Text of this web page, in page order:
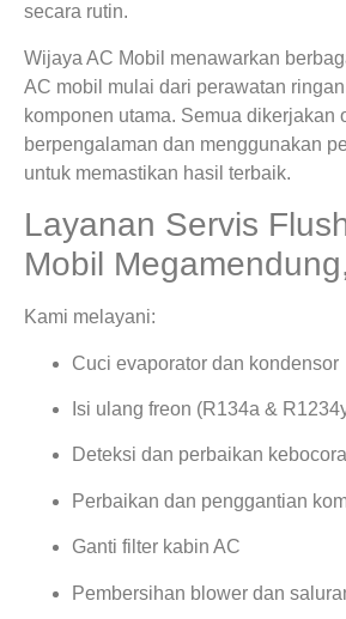
secara rutin.
Wijaya AC Mobil menawarkan
AC mobil mulai dari perawatan
komponen utama. Semua dikerjakan
berpengalaman dan menggunakan
untuk memastikan hasil terbaik.
Layanan Servis
Mobil
Kami melayani:
Cuci evaporator dan kondensor
Isi ulang freon (R134a &
Deteksi dan perbaikan
Perbaikan dan penggantian
Ganti filter kabin AC
Pembersihan blower dan